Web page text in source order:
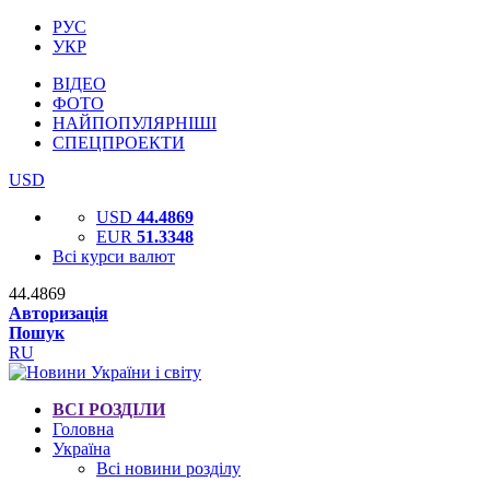
РУС
УКР
ВІДЕО
ФОТО
НАЙПОПУЛЯРНІШІ
СПЕЦПРОЕКТИ
USD
USD 44.4869
EUR 51.3348
Всі курси валют
44.4869
Авторизація
Пошук
RU
ВСІ РОЗДІЛИ
Головна
Україна
Всі новини розділу